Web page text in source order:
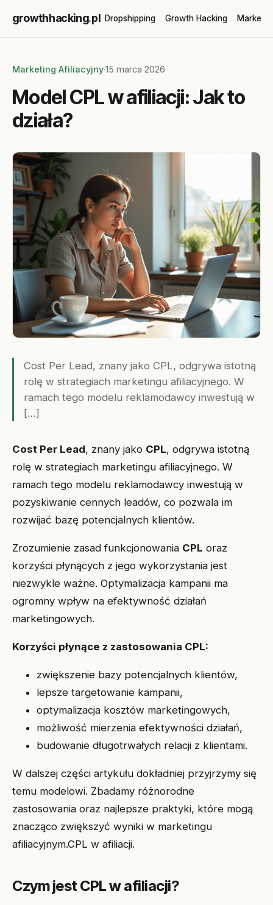
growthhacking.pl Dropshipping Growth Hacking
Marketing Afiliacyjny·15 marca 2026
Model CPL w afiliacji: Jak to
działa?
Cost Per Lead, znany jako CPL, odgrywa istotną
rolę w strategiach marketingu afiliacyjnego. W
ramach tego modelu reklamodawcy inwestują w
[…]
Cost Per Lead, znany jako CPL, odgrywa istotną
rolę w strategiach marketingu afiliacyjnego. W
ramach tego modelu reklamodawcy inwestują w
pozyskiwanie cennych leadów, co pozwala im
rozwijać bazę potencjalnych klientów.
Zrozumienie zasad funkcjonowania CPL oraz
korzyści płynących z jego wykorzystania jest
niezwykle ważne. Optymalizacja kampanii ma
ogromny wpływ na efektywność działań
marketingowych.
Korzyści płynące z zastosowania CPL:
zwiększenie bazy potencjalnych klientów,
lepsze targetowanie kampanii,
optymalizacja kosztów marketingowych,
możliwość mierzenia efektywności działań,
budowanie długotrwałych relacji z klientami.
W dalszej części artykułu dokładniej przyjrzymy się
temu modelowi. Zbadamy różnorodne
zastosowania oraz najlepsze praktyki, które mogą
znacząco zwiększyć wyniki w marketingu
afiliacyjnym.CPL w afiliacji.
Czym jest CPL w afiliacji?